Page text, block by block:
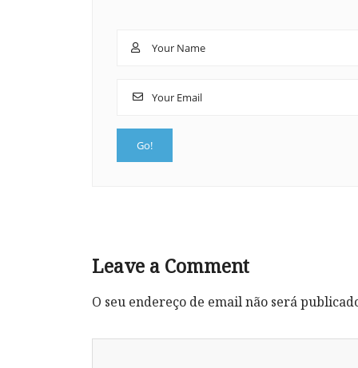
Leave a Comment
O seu endereço de email não será